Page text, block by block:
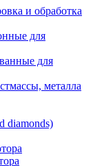
и обработка
для
для
металла
diamonds)